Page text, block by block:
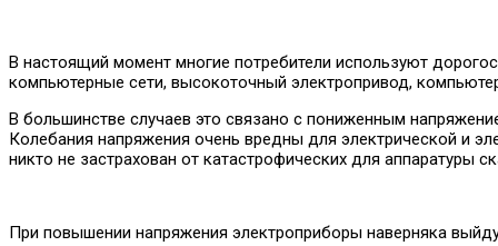
В настоящий момент многие потребители используют
компьютерные сети, высокоточный электропривод,
В большинстве случаев это связано с пониженным
Колебания напряжения очень вредны для электрической и
никто не застрахован от катастрофических для аппаратуры
При повышении напряжения электроприборы наверняка